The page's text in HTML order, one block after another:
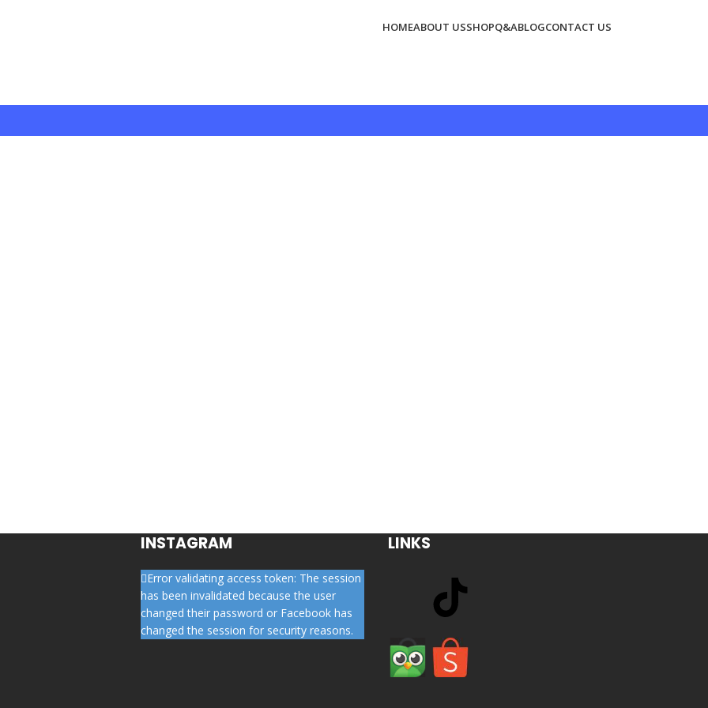
HOMEABOUT USSHOPQ&ABLOGCONTACT US
INSTAGRAM
Error validating access token: The session
has been invalidated because the user
changed their password or Facebook has
changed the session for security reasons.
LINKS